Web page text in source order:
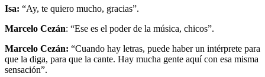
Isa: “Ay, te quiero mucho, gracias”.
Marcelo Cezán: “Ese es el poder de la música, chicos”.
Marcelo Cezán: “Cuando hay letras, puede haber un intérprete para
que la diga, para que la cante. Hay mucha gente aquí con esa misma
sensación”.